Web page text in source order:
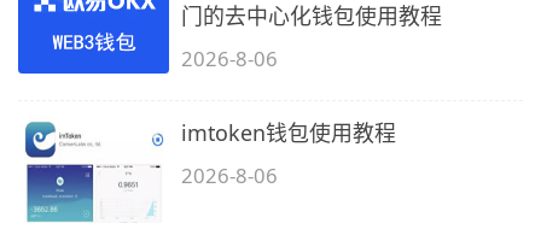
门的去中心化钱包使用教程
2026-8-06
imtoken钱包使用教程
2026-8-06